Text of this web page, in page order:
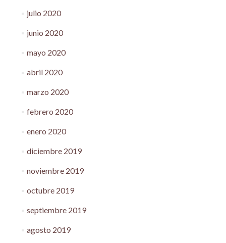
julio 2020
junio 2020
mayo 2020
abril 2020
marzo 2020
febrero 2020
enero 2020
diciembre 2019
noviembre 2019
octubre 2019
septiembre 2019
agosto 2019